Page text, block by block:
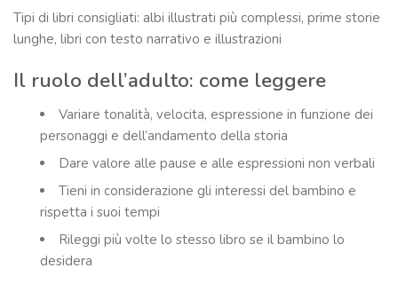
Tipi di libri consigliati: albi illustrati più complessi, prime storie
lunghe, libri con testo narrativo e illustrazioni
Il ruolo dell’adulto: come leggere
Variare tonalità, velocita, espressione in funzione dei
personaggi e dell’andamento della storia
Dare valore alle pause e alle espressioni non verbali
Tieni in considerazione gli interessi del bambino e
rispetta i suoi tempi
Rileggi più volte lo stesso libro se il bambino lo
desidera